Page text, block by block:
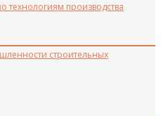
технологиям производства
строительных